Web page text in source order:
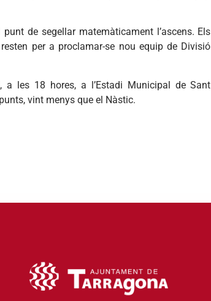
de segellar matemàticament l’ascens. Els
per a proclamar-se nou equip de Divisió
les 18 hores, a l’Estadi Municipal de Sant
vint menys que el Nàstic.